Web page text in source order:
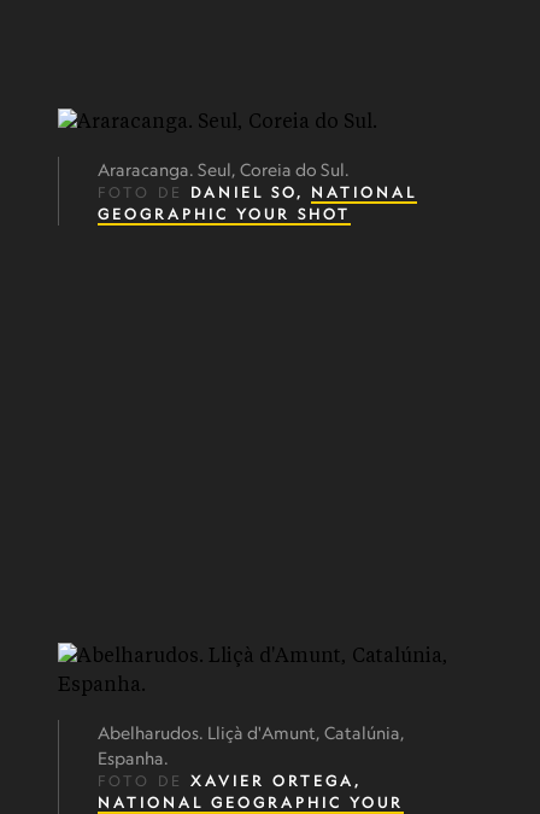
Araracanga. Seul, Coreia do Sul.
FOTO DE DANIEL SO, NATIONAL
GEOGRAPHIC YOUR SHOT
Abelharudos. Lliçà d'Amunt, Catalúnia,
Espanha.
FOTO DE XAVIER ORTEGA,
NATIONAL GEOGRAPHIC YOUR